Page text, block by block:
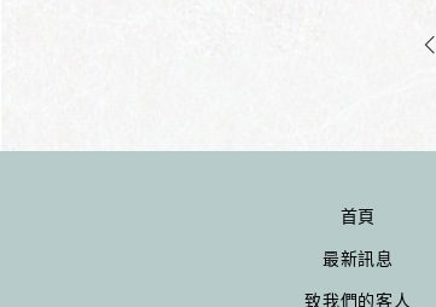
首頁
最新訊息
致我們的客人